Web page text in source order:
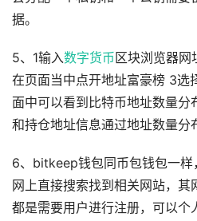
据。
5、1输入数字货币区块浏览器网
在页面当中点开地址富豪榜 3选
面中可以看到比特币地址数量分
和持仓地址信息通过地址数量分
6、bitkeep钱包同币包钱包一样
网上直接搜索找到相关网站，
都是需要用户进行注册，可以个